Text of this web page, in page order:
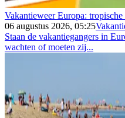
Vakantieweer Europa:
06 augustus 2026, 05:25
Staan de vakantiegangers in
wachten of moeten zij...